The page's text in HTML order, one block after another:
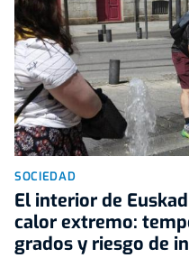
SOCIEDAD
El interior de
calor extremo:
grados y riesgo de